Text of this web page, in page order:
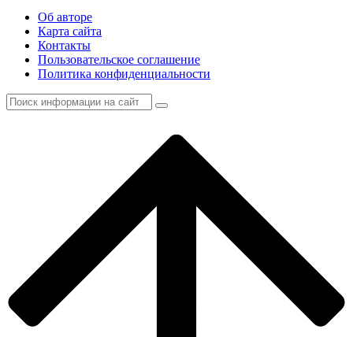
Об авторе
Карта сайта
Контакты
Пользовательское соглашение
Политика конфиденциальности